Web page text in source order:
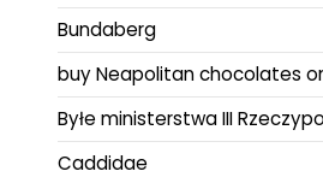
Bundaberg
buy Neapolitan chocolates
Byłe ministerstwa III
Caddidae